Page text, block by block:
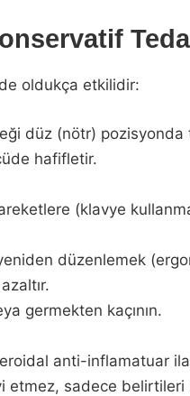
oldukça etkilidir:
düz (nötr)
hafifletir.
(klavye
yeniden düzenlemek
germekten kaçının.
anti-inflamatuar
etmez, sadece belirtileri